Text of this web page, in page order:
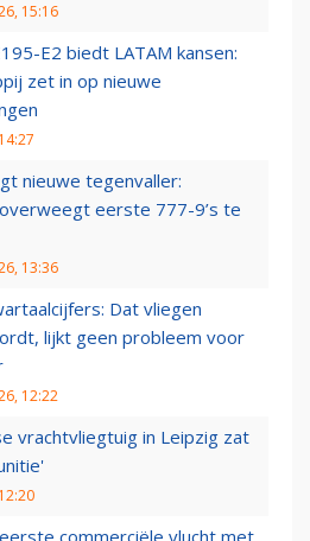
15:16
E2 biedt LATAM kansen:
zet in op nieuwe
nieuwe tegenvaller:
eerste 777-9’s te
13:36
Dat vliegen
lijkt geen probleem voor
12:22
vrachtvliegtuig in Leipzig zat